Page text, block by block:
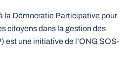
la Démocratie Participative pour
citoyens dans la gestion des
est une initiative de l’ONG SOS-